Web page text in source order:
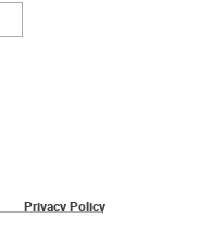
Privacy Policy